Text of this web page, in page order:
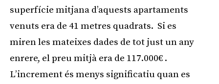
superfície mitjana d’aquests apartaments
venuts era de 41 metres quadrats. Si es
miren les mateixes dades de tot just un any
enrere, el preu mitjà era de 117.000€ .
L’increment és menys significatiu quan es